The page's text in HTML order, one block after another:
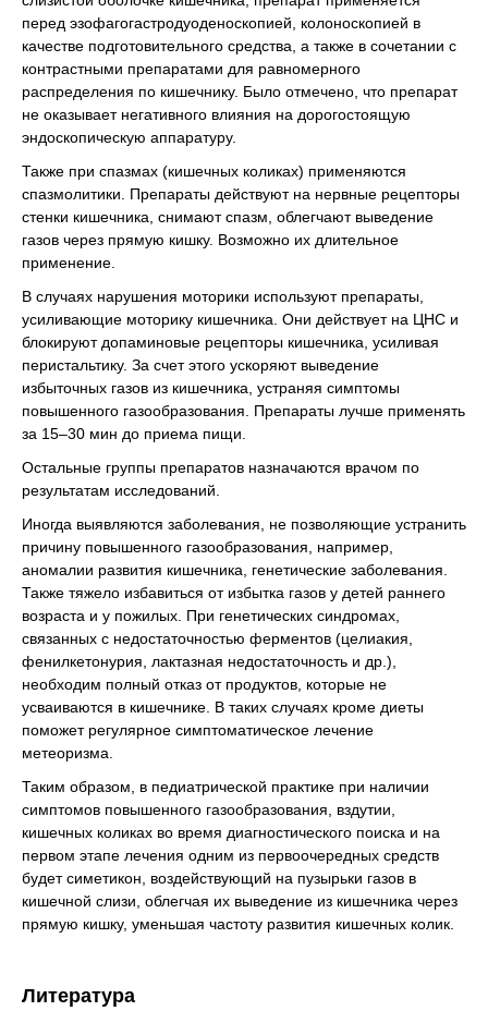
перед эзофагогастродуоденоскопией, колоноскопией в
качестве подготовительного средства, а также в сочетании с
контрастными препаратами для равномерного
распределения по кишечнику. Было отмечено, что препарат
не оказывает негативного влияния на дорогостоящую
эндоскопическую аппаратуру.
Также при спазмах (кишечных коликах) применяются
спазмолитики. Препараты действуют на нервные рецепторы
стенки кишечника, снимают спазм, облегчают выведение
газов через прямую кишку. Возможно их длительное
применение.
В случаях нарушения моторики используют препараты,
усиливающие моторику кишечника. Они действует на ЦНС и
блокируют допаминовые рецепторы кишечника, усиливая
перистальтику. За счет этого ускоряют выведение
избыточных газов из кишечника, устраняя симптомы
повышенного газообразования. Препараты лучше применять
за 15–30 мин до приема пищи.
Остальные группы препаратов назначаются врачом по
результатам исследований.
Иногда выявляются заболевания, не позволяющие устранить
причину повышенного газообразования, например,
аномалии развития кишечника, генетические заболевания.
Также тяжело избавиться от избытка газов у детей раннего
возраста и у пожилых. При генетических синдромах,
связанных с недостаточностью ферментов (целиакия,
фенилкетонурия, лактазная недостаточность и др.),
необходим полный отказ от продуктов, которые не
усваиваются в кишечнике. В таких случаях кроме диеты
поможет регулярное симптоматическое лечение
метеоризма.
Таким образом, в педиатрической практике при наличии
симптомов повышенного газообразования, вздутии,
кишечных коликах во время диагностического поиска и на
первом этапе лечения одним из первоочередных средств
будет симетикон, воздействующий на пузырьки газов в
кишечной слизи, облегчая их выведение из кишечника через
прямую кишку, уменьшая частоту развития кишечных колик.
Литература